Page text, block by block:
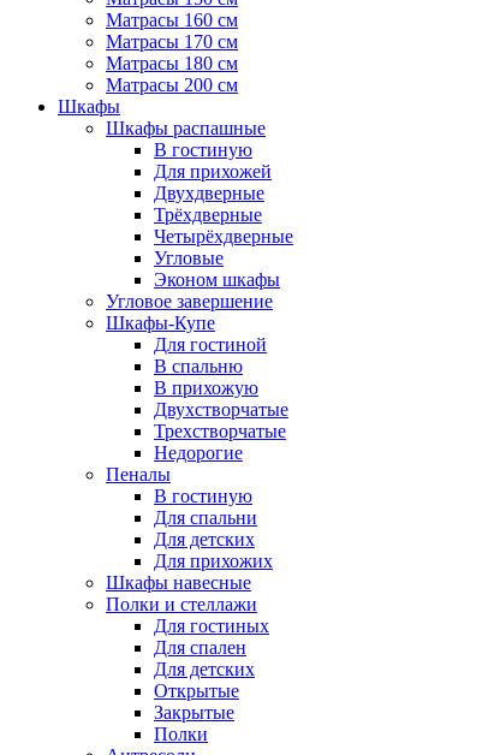
Матрасы 160 см
Матрасы 170 см
Матрасы 180 см
Матрасы 200 см
Шкафы
Шкафы распашные
В гостиную
Для прихожей
Двухдверные
Трёхдверные
Четырёхдверные
Угловые
Эконом шкафы
Угловое завершение
Шкафы-Купе
Для гостиной
В спальню
В прихожую
Двухстворчатые
Трехстворчатые
Недорогие
Пеналы
В гостиную
Для спальни
Для детских
Для прихожих
Шкафы навесные
Полки и стеллажи
Для гостиных
Для спален
Для детских
Открытые
Закрытые
Полки